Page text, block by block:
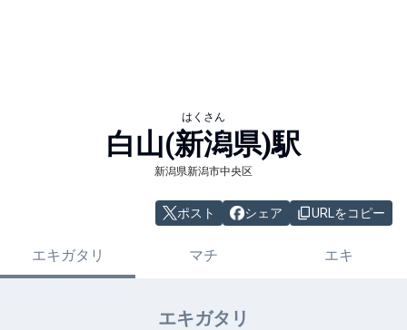
はくさん
白山(新潟県)駅
新潟県新潟市中央区
ポスト シェア URLをコピー
エキガタリ マチ エキ
エキガタリ